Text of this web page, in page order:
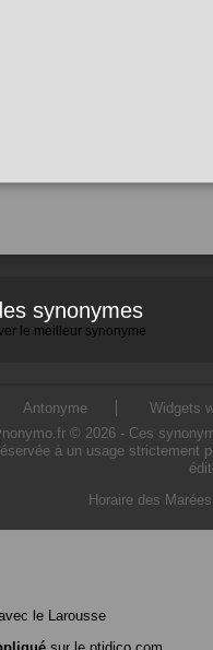
synonymes
le meilleur synonyme
Antonyme Widgets
© 2026 - Ces
à un usage strictement
Horaire des Marées
le Larousse
sur le ptidico.com